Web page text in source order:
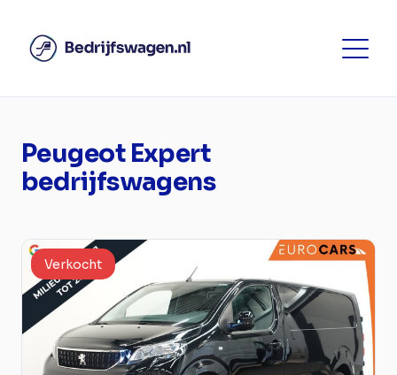
Peugeot Expert
bedrijfswagens
Verkocht